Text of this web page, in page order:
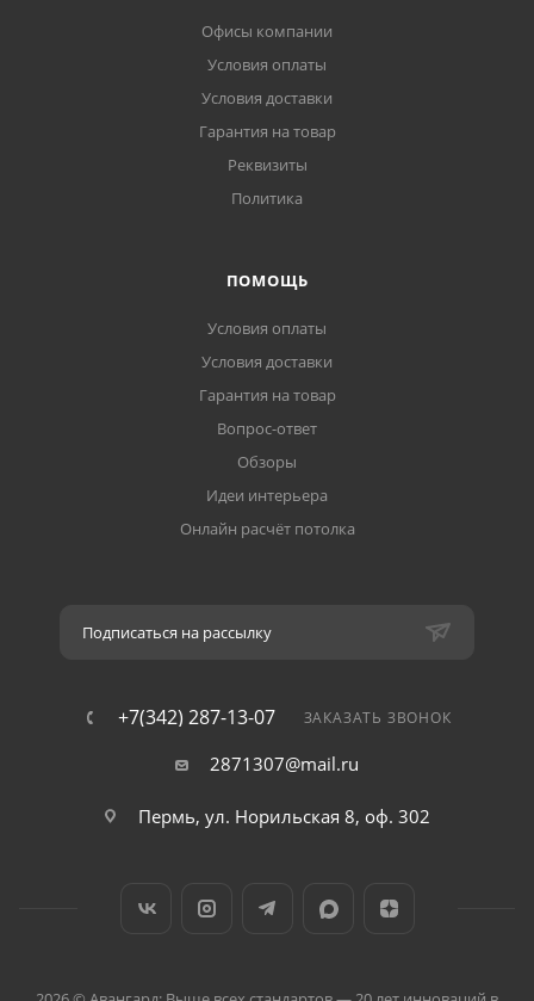
Офисы компании
Условия оплаты
Условия доставки
Гарантия на товар
Реквизиты
Политика
ПОМОЩЬ
Условия оплаты
Условия доставки
Гарантия на товар
Вопрос-ответ
Обзоры
Идеи интерьера
Онлайн расчёт потолка
Подписаться на рассылку
+7(342) 287-13-07 ЗАКАЗАТЬ ЗВОНОК
2871307@mail.ru
Пермь, ул. Норильская 8, оф. 302